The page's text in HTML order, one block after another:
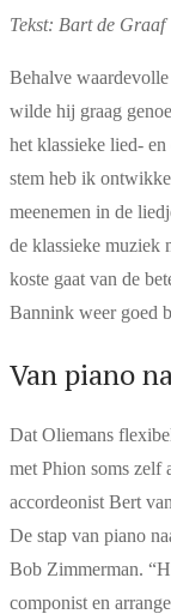
Tekst: Bart de Graaf
Behalve
wilde hij graag
het klassieke lied-
stem heb ik
meenemen in de
de klassieke muziek
koste gaat van de
Bannink weer goed
Van piano
Dat Oliemans
met Phion soms zelf
accordeonist Bert
De stap van piano
Bob Zimmerman.
componist en